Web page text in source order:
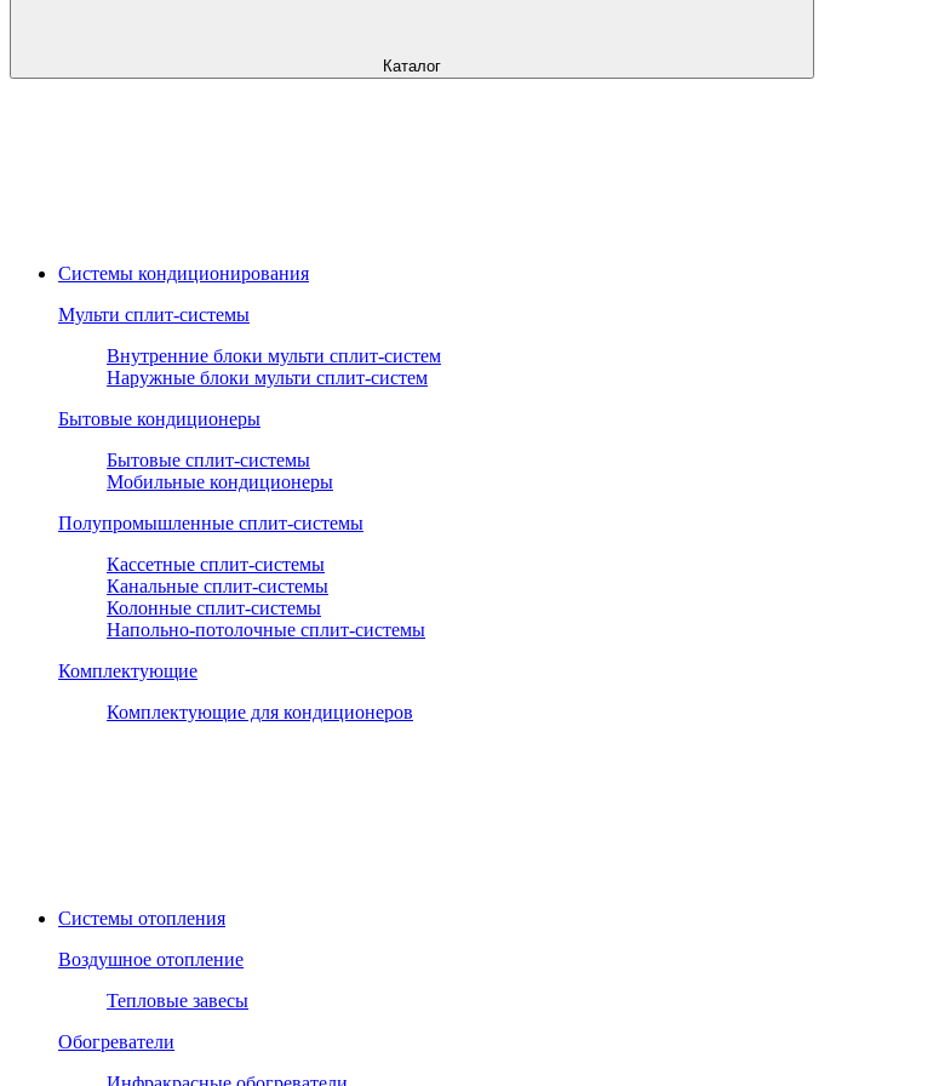
Каталог
Системы кондиционирования
Мульти сплит-системы
Внутренние блоки мульти сплит-систем
Наружные блоки мульти сплит-систем
Бытовые кондиционеры
Бытовые сплит-системы
Мобильные кондиционеры
Полупромышленные сплит-системы
Кассетные сплит-системы
Канальные сплит-системы
Колонные сплит-системы
Напольно-потолочные сплит-системы
Комплектующие
Комплектующие для кондиционеров
Системы отопления
Воздушное отопление
Тепловые завесы
Обогреватели